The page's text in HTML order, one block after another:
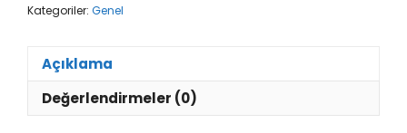
Kategoriler: Genel
Açıklama
Değerlendirmeler (0)